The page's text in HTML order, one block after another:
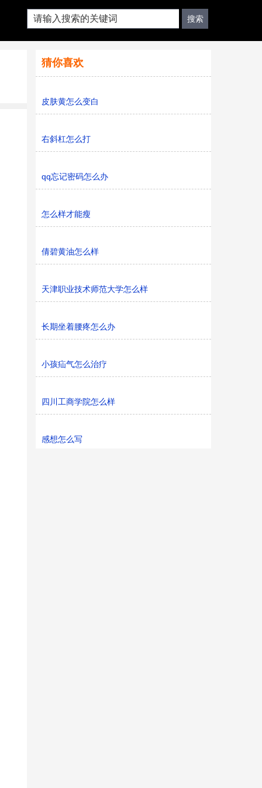
猜你喜欢
皮肤黄怎么变白
右斜杠怎么打
qq忘记密码怎么办
怎么样才能瘦
倩碧黄油怎么样
天津职业技术师范大学怎么样
长期坐着腰疼怎么办
小孩疝气怎么治疗
四川工商学院怎么样
感想怎么写